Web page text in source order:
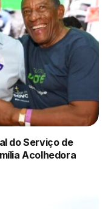
do Serviço de
Acolhedora